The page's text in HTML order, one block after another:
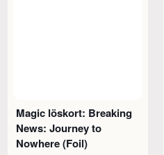
Magic löskort: Breaking
News: Journey to
Nowhere (Foil)